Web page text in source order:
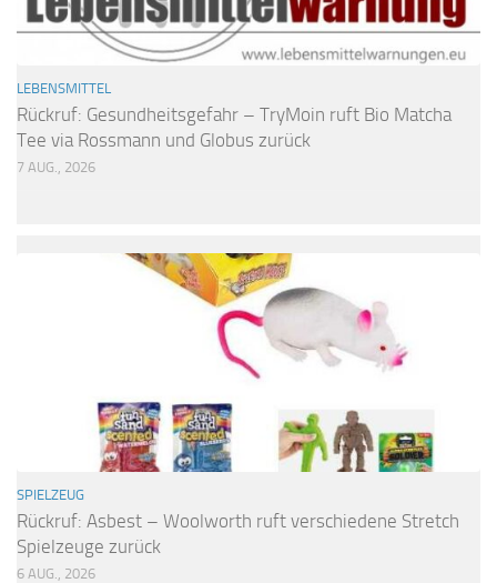
LEBENSMITTEL
Rückruf: Gesundheitsgefahr – TryMoin ruft Bio Matcha
Tee via Rossmann und Globus zurück
7 AUG., 2026
SPIELZEUG
Rückruf: Asbest – Woolworth ruft verschiedene Stretch
Spielzeuge zurück
6 AUG., 2026